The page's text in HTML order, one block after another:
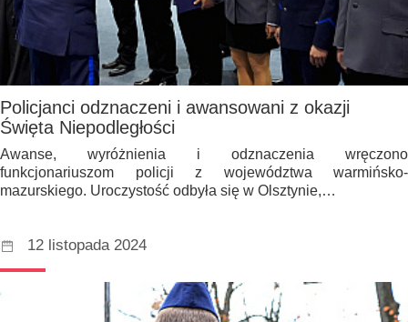
Policjanci odznaczeni i awansowani z okazji
Święta Niepodległości
Awanse, wyróżnienia i odznaczenia wręczono
funkcjonariuszom policji z województwa warmińsko-
mazurskiego. Uroczystość odbyła się w Olsztynie,…
12 listopada 2024